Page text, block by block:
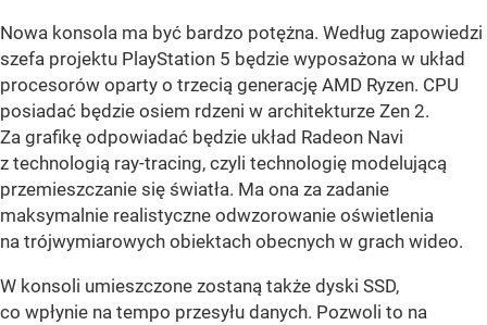
Nowa konsola ma być bardzo potężna. Według zapowiedzi
szefa projektu PlayStation 5 będzie wyposażona w układ
procesorów oparty o trzecią generację AMD Ryzen. CPU
posiadać będzie osiem rdzeni w architekturze Zen 2.
Za grafikę odpowiadać będzie układ Radeon Navi
z technologią ray-tracing, czyli technologię modelującą
przemieszczanie się światła. Ma ona za zadanie
maksymalnie realistyczne odwzorowanie oświetlenia
na trójwymiarowych obiektach obecnych w grach wideo.
W konsoli umieszczone zostaną także dyski SSD,
co wpłynie na tempo przesyłu danych. Pozwoli to na